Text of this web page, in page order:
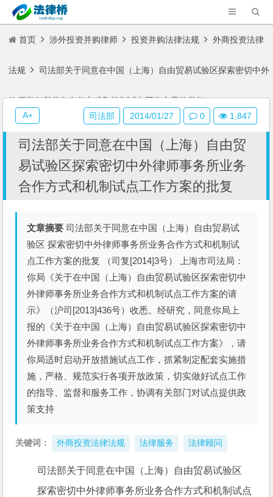
首页 涉外投资并购律师 投资并购法律法规 外商投资法律
法规 司法部关于同意在中国（上海）自由贸易试验区探索密切中外
律师事务所业务合作方式和机制试点工作方案的批复
司法部关于同意在中国（上海）自由贸
易试验区探索密切中外律师事务所业务
合作方式和机制试点工作方案的批复
文章摘要 司法部关于同意在中国（上海）自由贸易试
验区 探索密切中外律师事务所业务合作方式和机制试
点工作方案的批复 （司复[2014]3号） 上海市司法局：
你局《关于在中国（上海）自由贸易试验区探索密切中
外律师事务所业务合作方式和机制试点工作方案的请
示》（沪司[2013]436号）收悉。经研究，同意你局上
报的《关于在中国（上海）自由贸易试验区探索密切中
外律师事务所业务合作方式和机制试点工作方案》，请
你局适时启动开放措施试点工作，抓紧制定配套实施措
施，严格、规范实行各项开放政策，切实做好试点工作
的指导、监督和服务工作，协调有关部门对试点提供政
策支持
关键词： 外商投资法律法规 法律服务 法律顾问
司法部关于同意在中国（上海）自由贸易试验区
探索密切中外律师事务所业务合作方式和机制试点
司法部 2014/01/27 0 1,847
A+